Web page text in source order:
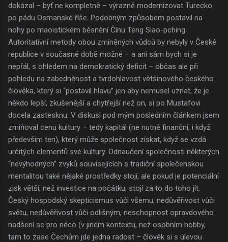
dokázal – byť ne kompletně – výrazně modernizovat Turecko
po pádu Osmanské říše. Podobným způsobem postavil na
nohy po maoistickém běsnění Čínu Teng Siao-pching.
Autoritativní metody obou zmíněných vůdců by nebyly v České
republice v současné době možné – a ani sám bych si je
nepřál, s ohledem na demokratický deficit – občas ale při
pohledu na zabedněnost a tvrdohlavost většinového českého
člověka, který si “postavil hlavu” jen aby nemusel uznat, že je
někdo lepší, zkušenější a chytřejší než on, si po Mustafovi
docela zastesknu. V diskusi pod mým posledním článkem jsem
zmiňoval cenu kultury – tedy kapitál (ne nutně finanční, i když
především ten), který může společnost získat, když se vzdá
určitých elementů své kultury. Odnaučení společnosti některých
“nevýhodných” zvyků souvisejících s tradiční společenskou
mentalitou také nějaké prostředky stojí, ale pokud je potenciální
zisk větší, než investice na počátku, stojí za to do toho jít.
Český hospodský skepticismus vůči všemu, nedůvěřivost vůči
světu, nedůvěřivost vůči odlišným, neschopnost opravdového
nadšení se pro něco (v jiném kontextu, než osobním hobby,
tam to zase Čechům jde jedna radost – člověk si s úlevou